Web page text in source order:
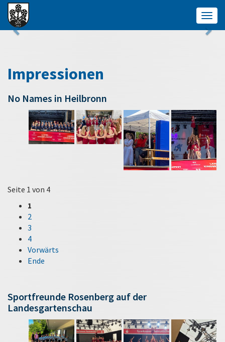
Impressionen
No Names in Heilbronn
Seite 1 von 4
1
2
3
4
Vorwärts
Ende
Sportfreunde Rosenberg auf der
Landesgartenschau